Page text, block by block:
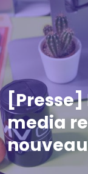
[Presse]
media